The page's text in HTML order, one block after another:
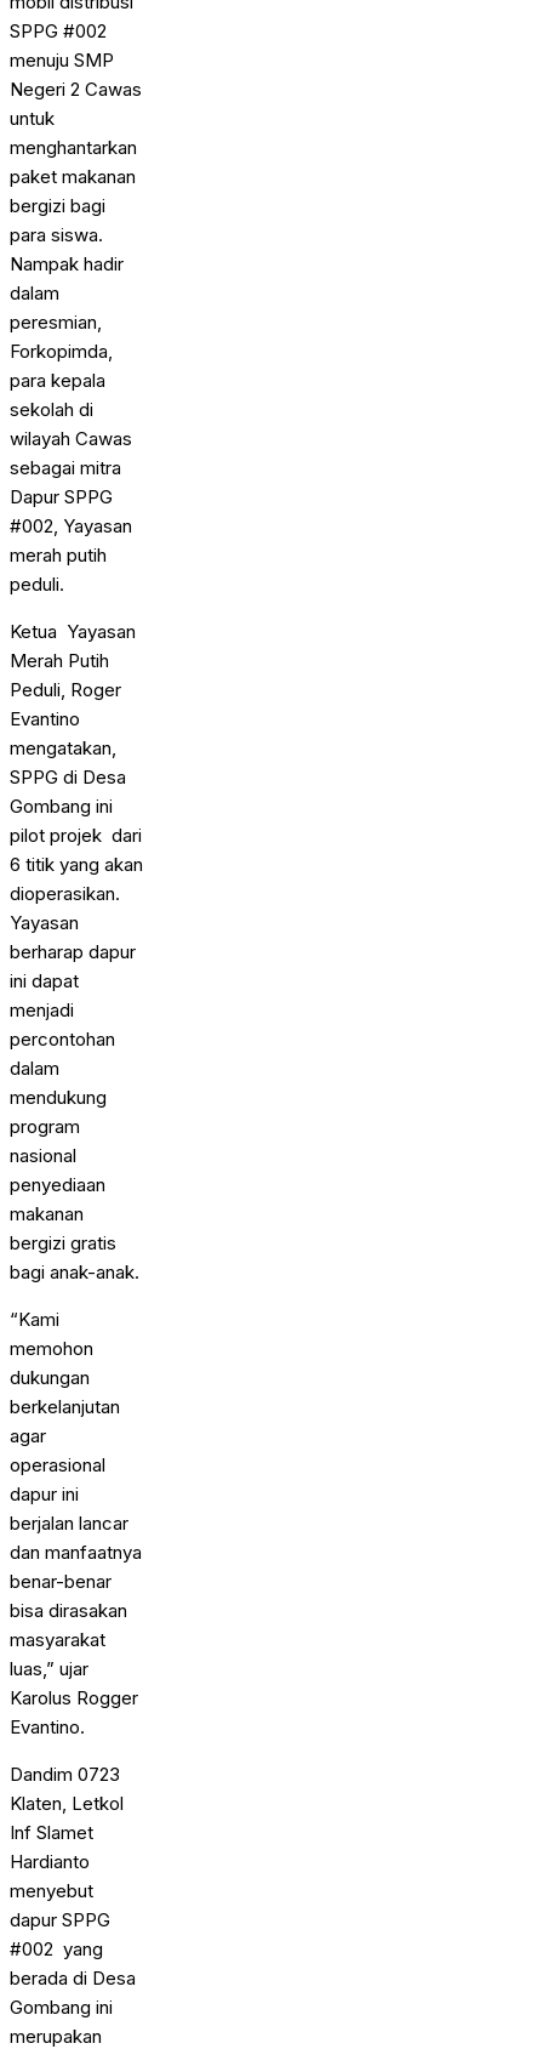
SPPG #002
menuju SMP
Negeri 2 Cawas
untuk
menghantarkan
paket makanan
bergizi bagi
para siswa.
Nampak hadir
dalam
peresmian,
Forkopimda,
para kepala
sekolah di
wilayah Cawas
sebagai mitra
Dapur SPPG
#002, Yayasan
merah putih
peduli.
Ketua Yayasan
Merah Putih
Peduli, Roger
Evantino
mengatakan,
SPPG di Desa
Gombang ini
pilot projek dari
6 titik yang akan
dioperasikan.
Yayasan
berharap dapur
ini dapat
menjadi
percontohan
dalam
mendukung
program
nasional
penyediaan
makanan
bergizi gratis
bagi anak-anak.
“Kami
memohon
dukungan
berkelanjutan
agar
operasional
dapur ini
berjalan lancar
dan manfaatnya
benar-benar
bisa dirasakan
masyarakat
luas,” ujar
Karolus Rogger
Evantino.
Dandim 0723
Klaten, Letkol
Inf Slamet
Hardianto
menyebut
dapur SPPG
#002 yang
berada di Desa
Gombang ini
merupakan